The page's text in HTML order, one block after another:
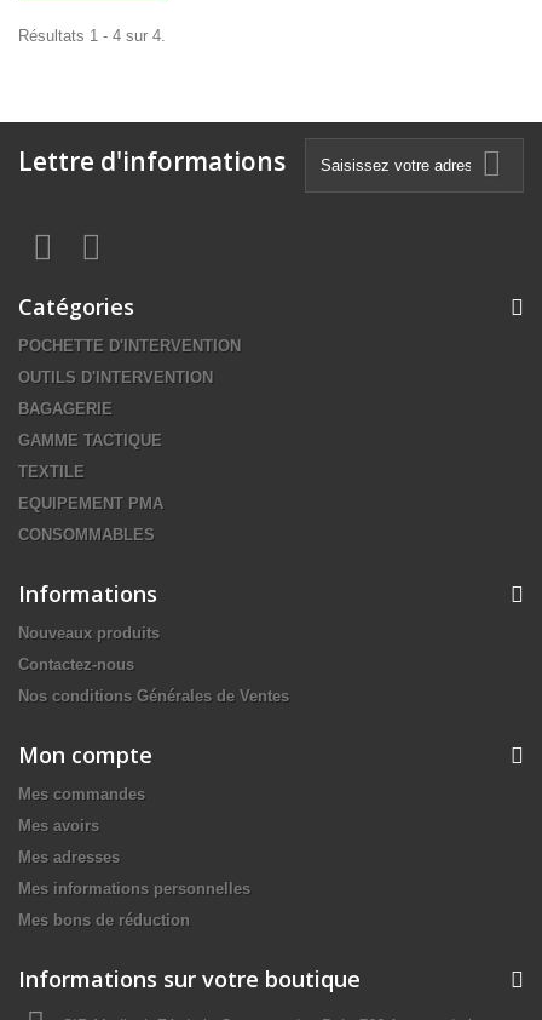
Résultats 1 - 4 sur 4.
Lettre d'informations
Catégories
POCHETTE D'INTERVENTION
OUTILS D'INTERVENTION
BAGAGERIE
GAMME TACTIQUE
TEXTILE
EQUIPEMENT PMA
CONSOMMABLES
Informations
Nouveaux produits
Contactez-nous
Nos conditions Générales de Ventes
Mon compte
Mes commandes
Mes avoirs
Mes adresses
Mes informations personnelles
Mes bons de réduction
Informations sur votre boutique